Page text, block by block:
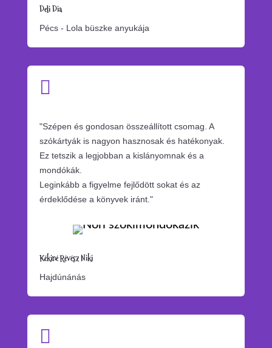
Deli Dia
Pécs - Lola büszke anyukája

"Szépen és gondosan összeállított csomag. A
szókártyák is nagyon hasznosak és hatékonyak.
Ez tetszik a legjobban a kislányomnak és a
mondókák.
Leginkább a figyelme fejlődött sokat és az
érdeklődése a könyvek iránt."
Kékiné Révész Niki
Hajdúnánás
